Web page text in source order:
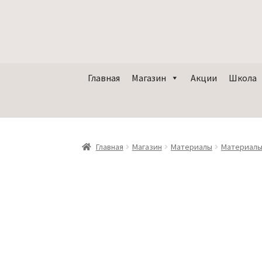
Главная Магазин Акции Школа
Главная Магазин Материалы